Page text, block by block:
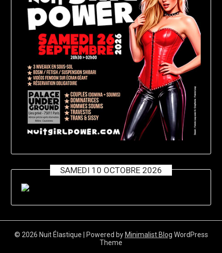
SAMEDI 10 OCTOBRE 2026
© 2026 Nuit Élastique | Powered by Minimalist Blog WordPress
Theme